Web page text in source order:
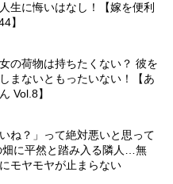
生に悔いはなし！【嫁を便利
】
の荷物は持ちたくない？ 彼を
まないともったいない！【あ
Vol.8】
ね？」って絶対悪いと思って
に平然と踏み入る隣人…無
モヤモヤが止まらない